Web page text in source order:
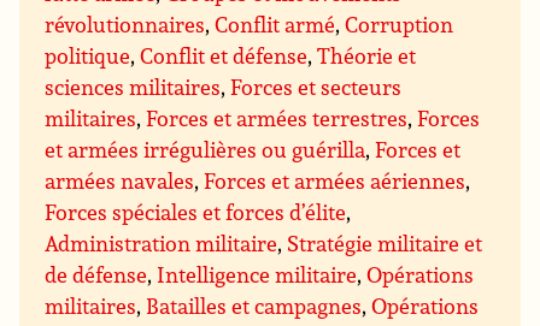
révolutionnaires,Conflit armé,Corruption
politique,Conflit et défense,Théorie et
sciences militaires,Forces et secteurs
militaires,Forces et armées terrestres,Forces
et armées irrégulières ou guérilla,Forces et
armées navales,Forces et armées aériennes,
Forces spéciales et forces d’élite,
Administration militaire, Stratégie militaire et
de défense, Intelligence militaire,Opérations
militaires, Batailles et campagnes,Opérations